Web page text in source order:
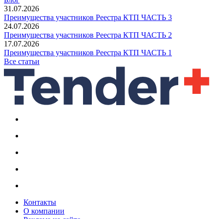
31.07.2026
Преимущества участников Реестра КТП ЧАСТЬ 3
24.07.2026
Преимущества участников Реестра КТП ЧАСТЬ 2
17.07.2026
Преимущества участников Реестра КТП ЧАСТЬ 1
Все статьи
Контакты
О компании